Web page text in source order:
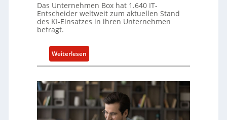
Das Unternehmen Box hat 1.640 IT-
Entscheider weltweit zum aktuellen Stand
des KI-Einsatzes in ihren Unternehmen
befragt.
Weiterlesen:
B
x
i